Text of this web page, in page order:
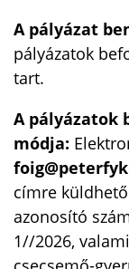
A pályázat
pályázatok
tart.
A pályázatok
módja:
címre
azonosító
1//2026,